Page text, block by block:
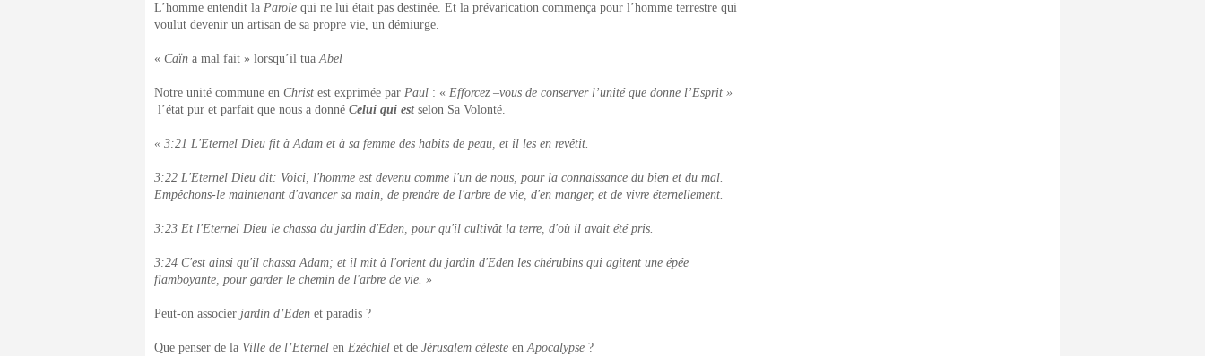
L’homme entendit la Parole qui ne lui était pas destinée. Et la prévarication commença pour l’homme terrestre qui
voulut devenir un artisan de sa propre vie, un démiurge.
« Caïn a mal fait » lorsqu’il tuaAbel
Notre unité commune en Christ est exprimée par Paul : « Efforcez –vous de conserver l’unité que donne l’Esprit »
l’état pur et parfait que nous a donné Celui qui est selon Sa Volonté.
« 3:21 L'Eternel Dieu fit à Adam et à sa femme des habits de peau, et il les en revêtit.
3:22 L'Eternel Dieu dit: Voici, l'homme est devenu comme l'un de nous, pour la connaissance du bien et du mal.
Empêchons-le maintenant d'avancer sa main, de prendre de l'arbre de vie, d'en manger, et de vivre éternellement.
3:23 Et l'Eternel Dieu le chassa du jardin d'Eden, pour qu'il cultivât la terre, d'où il avait été pris.
3:24 C'est ainsi qu'il chassa Adam; et il mit à l'orient du jardin d'Eden les chérubins qui agitent une épée
flamboyante, pour garder le chemin de l'arbre de vie. »
Peut-on associer jardin d’Eden et paradis ?
Que penser de la Ville de l’Eternel en Ezéchiel et de Jérusalem céleste enApocalypse ?